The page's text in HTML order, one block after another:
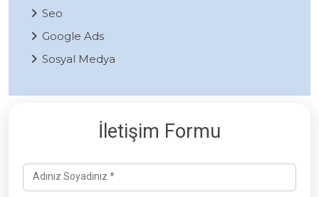
Seo
Google Ads
Sosyal Medya
İletişim Formu
Adınız Soyadınız *